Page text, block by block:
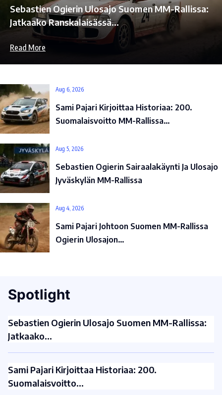
Sebastien Ogierin Ulosajo Suomen MM-Rallissa:
Jatkaako Ranskalaisässä…
Read More
Aug 6, 2026
Sami Pajari Kirjoittaa Historiaa: 200.
Suomalaisvoitto MM-Rallissa…
Aug 5, 2026
Sebastien Ogierin Sairaalakäynti Ja Ulosajo
Jyväskylän MM-Rallissa
Aug 4, 2026
Sami Pajari Johtoon Suomen MM-Rallissa
Ogierin Ulosajon…
Spotlight
Sebastien Ogierin Ulosajo Suomen MM-Rallissa:
Jatkaako…
Sami Pajari Kirjoittaa Historiaa: 200.
Suomalaisvoitto…